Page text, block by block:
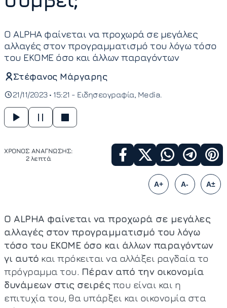
Ο ALPHA φαίνεται να προχωρά σε μεγάλες
αλλαγές στον προγραμματισμό του λόγω τόσο
του ΕΚΟΜΕ όσο και άλλων παραγόντων
Στέφανος Μάργαρης
21/11/2023 • 15:21 - Ειδησεογραφία Media
ΧΡΟΝΟΣ ΑΝΑΓΝΩΣΗΣ:
2 λεπτά
A+ A- A±
Ο ALPHA φαίνεται να προχωρά σε μεγάλες
αλλαγές στον προγραμματισμό του λόγω
τόσο του ΕΚΟΜΕ όσο και άλλων παραγόντων
γι αυτό και πρόκειται να αλλάξει ραγδαία το
πρόγραμμα του. Πέραν από την οικονομία
δυνάμεων στις σειρές που είναι και η
επιτυχία του, θα υπάρξει και οικονομία στα